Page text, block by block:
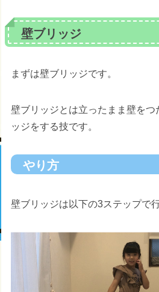
壁ブリッジ
まずは壁ブリッジです。
壁ブリッジとは立ったまま壁をつ
ッジをする技です。
やり方
壁ブリッジは以下の3ステップで